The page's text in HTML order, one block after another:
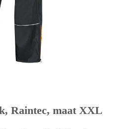
Raintec, maat XXL